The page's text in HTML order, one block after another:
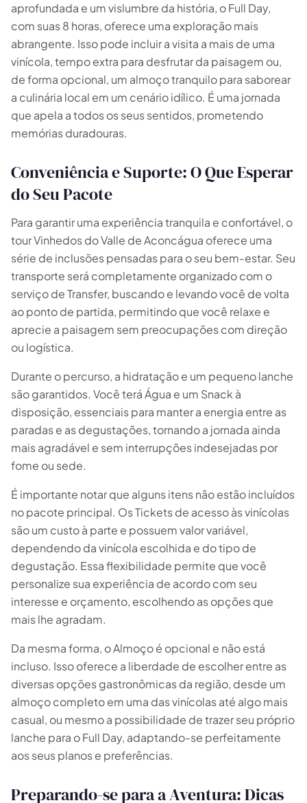
aprofundada e um vislumbre da história, o Full Day,
com suas 8 horas, oferece uma exploração mais
abrangente. Isso pode incluir a visita a mais de uma
vinícola, tempo extra para desfrutar da paisagem ou,
de forma opcional, um almoço tranquilo para saborear
a culinária local em um cenário idílico. É uma jornada
que apela a todos os seus sentidos, prometendo
memórias duradouras.
Conveniência e Suporte: O Que Esperar
do Seu Pacote
Para garantir uma experiência tranquila e confortável, o
tour Vinhedos do Valle de Aconcágua oferece uma
série de inclusões pensadas para o seu bem-estar. Seu
transporte será completamente organizado com o
serviço de Transfer, buscando e levando você de volta
ao ponto de partida, permitindo que você relaxe e
aprecie a paisagem sem preocupações com direção
ou logística.
Durante o percurso, a hidratação e um pequeno lanche
são garantidos. Você terá Água e um Snack à
disposição, essenciais para manter a energia entre as
paradas e as degustações, tornando a jornada ainda
mais agradável e sem interrupções indesejadas por
fome ou sede.
É importante notar que alguns itens não estão incluídos
no pacote principal. Os Tickets de acesso às vinícolas
são um custo à parte e possuem valor variável,
dependendo da vinícola escolhida e do tipo de
degustação. Essa flexibilidade permite que você
personalize sua experiência de acordo com seu
interesse e orçamento, escolhendo as opções que
mais lhe agradam.
Da mesma forma, o Almoço é opcional e não está
incluso. Isso oferece a liberdade de escolher entre as
diversas opções gastronômicas da região, desde um
almoço completo em uma das vinícolas até algo mais
casual, ou mesmo a possibilidade de trazer seu próprio
lanche para o Full Day, adaptando-se perfeitamente
aos seus planos e preferências.
Preparando-se para a Aventura: Dicas
E
Olá! 👋 Sou a assistente virtual da Escapada Tours
Guias profissionais há 26 anos no ramo do Turismo e
Gastronomia, no Chile desde 2015.
Vou te ajudar a encontrar a experiência ideal em 3
perguntas rápidas.
E